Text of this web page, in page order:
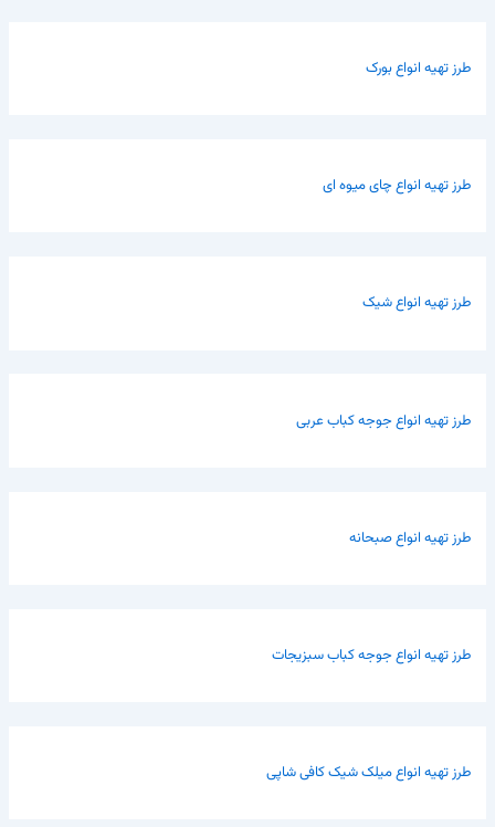
طرز تهیه انواع بورک
طرز تهیه انواع چای میوه ای
طرز تهیه انواع شیک
طرز تهیه انواع جوجه کباب عربی
طرز تهیه انواع صبحانه
طرز تهیه انواع جوجه کباب سبزیجات
طرز تهیه انواع میلک شیک کافی شاپی